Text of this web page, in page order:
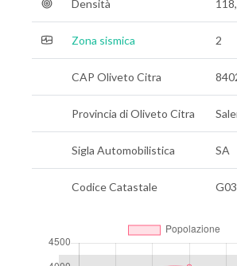
Densità
Zona sismica 2
CAP Oliveto Citra
Provincia di Oliveto Citra
Sigla Automobilistica SA
Codice Catastale